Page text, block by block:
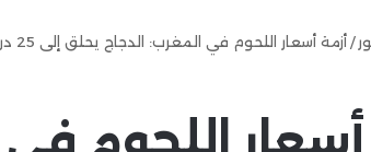
/ أزمة أسعار اللحوم في المغرب: الدجاج يحلق إلى 25 درهماً والبقر يقفز لـ95 درهماً
أسعار اللحوم